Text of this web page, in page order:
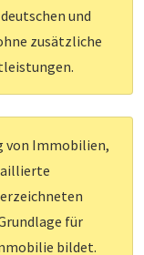
und
zusätzliche
von Immobilien,
für
bildet.